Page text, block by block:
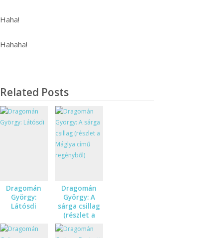
Haha!
Hahaha!
Related Posts
Dragomán
György:
Látósdi
Dragomán
György: A
sárga csillag
(részlet a
Máglya című
regényből)